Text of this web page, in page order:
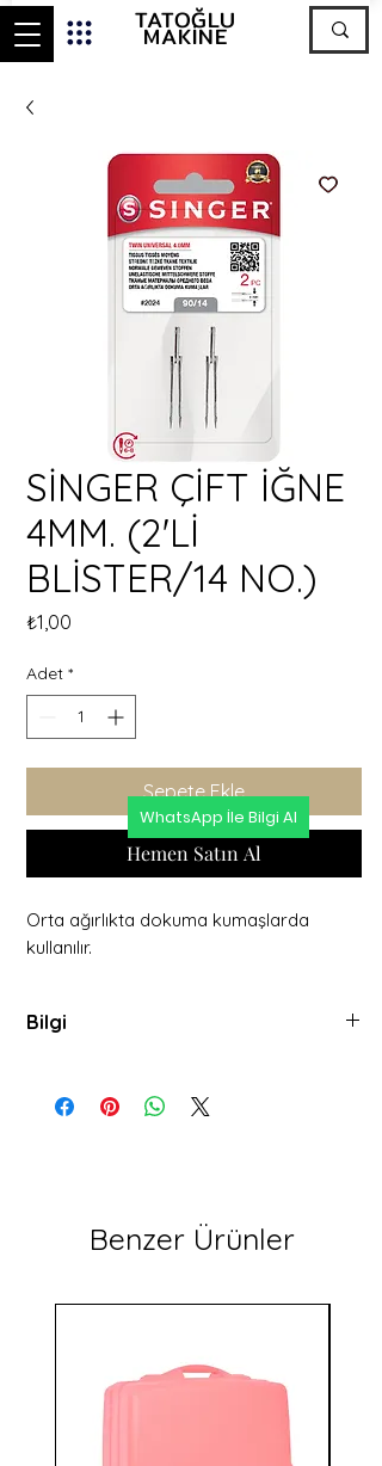
TATOĞLU
MAKİNE
SİNGER ÇİFT İĞNE
4MM. (2'Lİ
BLİSTER/14 NO.)
₺1,00
Adet *
Sepete Ekle
Hemen Satın Al
Orta ağırlıkta dokuma kumaşlarda
kullanılır.
Bilgi
WhatsApp İle Bilgi Al
Benzer Ürünler